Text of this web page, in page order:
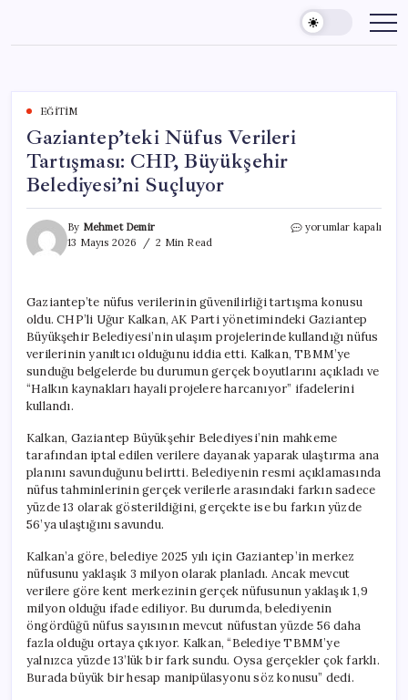
content
EĞITIM
Gaziantep’teki Nüfus Verileri
Tartışması: CHP, Büyükşehir
Belediyesi’ni Suçluyor
By Mehmet Demir
13 Mayıs 2026
2 Min Read
Gaziantep’teki
Büyükşehir
Belediyesi’ni
Suçluyor
için
yorumlar kapalı
Gaziantep’te nüfus verilerinin güvenilirliği tartışma konusu
oldu. CHP’li Uğur Kalkan, AK Parti yönetimindeki Gaziantep
Büyükşehir Belediyesi’nin ulaşım projelerinde kullandığı nüfus
verilerinin yanıltıcı olduğunu iddia etti. Kalkan, TBMM’ye
sunduğu belgelerde bu durumun gerçek boyutlarını açıkladı ve
“Halkın kaynakları hayali projelere harcanıyor” ifadelerini
kullandı.
Kalkan, Gaziantep Büyükşehir Belediyesi’nin mahkeme
tarafından iptal edilen verilere dayanak yaparak ulaştırma ana
planını savunduğunu belirtti. Belediyenin resmi açıklamasında
nüfus tahminlerinin gerçek verilerle arasındaki farkın sadece
yüzde 13 olarak gösterildiğini, gerçekte ise bu farkın yüzde
56’ya ulaştığını savundu.
Kalkan’a göre, belediye 2025 yılı için Gaziantep’in merkez
nüfusunu yaklaşık 3 milyon olarak planladı. Ancak mevcut
verilere göre kent merkezinin gerçek nüfusunun yaklaşık 1,9
milyon olduğu ifade ediliyor. Bu durumda, belediyenin
öngördüğü nüfus sayısının mevcut nüfustan yüzde 56 daha
fazla olduğu ortaya çıkıyor. Kalkan, “Belediye TBMM’ye
yalnızca yüzde 13’lük bir fark sundu. Oysa gerçekler çok farklı.
Burada büyük bir hesap manipülasyonu söz konusu” dedi.